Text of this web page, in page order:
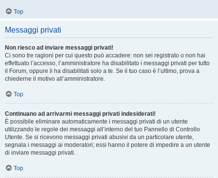
Top
Messaggi privati
Non riesco ad inviare messaggi privati!
Ci sono tre ragioni per cui questo può accadere: non sei registrato o non hai
effettuato l’accesso, l’amministratore ha disabilitato i messaggi privati per tutto
il Forum, oppure li ha disabilitati solo a te. Se il tuo caso è l’ultimo, prova a
chiederne il motivo all’amministratore.
Top
Continuano ad arrivarmi messaggi privati indesiderati!
È possibile eliminare automaticamente i messaggi privati ​​di un utente
utilizzando le regole dei messaggi all’interno del tuo Pannello di Controllo
Utente. Se si ricevono messaggi privati ​​abusivi da un particolare utente,
segnala i messaggi ai moderatori; essi hanno il potere di impedire a un utente
di inviare messaggi privati​​.
Top